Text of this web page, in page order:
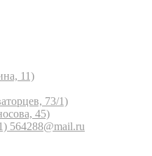
11)
73/1)
45)
564288@mail.ru